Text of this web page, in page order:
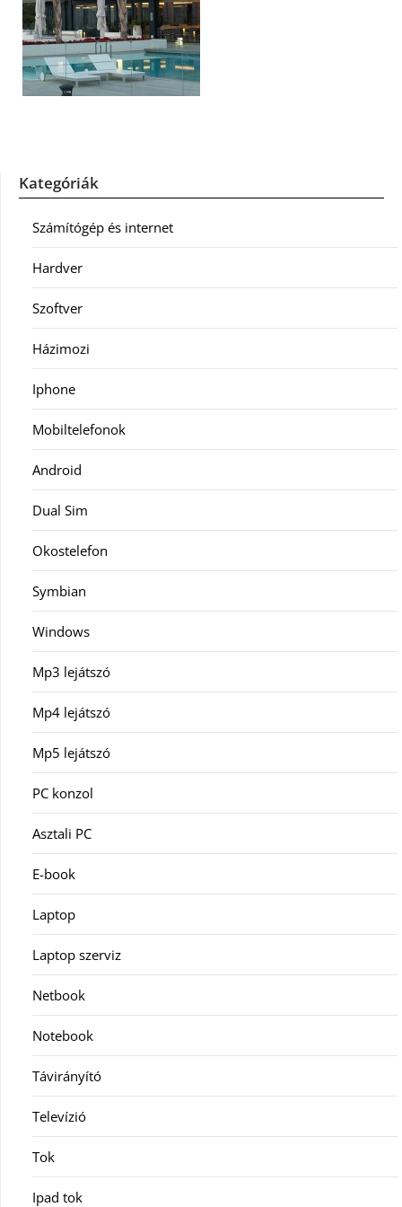
Kategóriák
Számítógép és internet
Hardver
Szoftver
Házimozi
Iphone
Mobiltelefonok
Android
Dual Sim
Okostelefon
Symbian
Windows
Mp3 lejátszó
Mp4 lejátszó
Mp5 lejátszó
PC konzol
Asztali PC
E-book
Laptop
Laptop szerviz
Netbook
Notebook
Távirányító
Televízió
Tok
Ipad tok